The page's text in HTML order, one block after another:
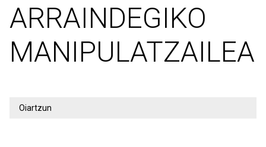
ARRAINDEGIKO
MANIPULATZAILEA
Oiartzun